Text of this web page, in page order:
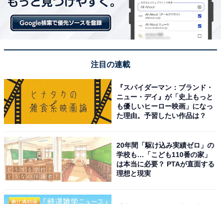
注目の連載
『スパイダーマン：ブランド・
ニュー・デイ』が「史上もっと
も優しいヒーロー映画」になっ
た理由。予習したい作品は？
20年間「駆け込み実績ゼロ」の
学校も…「こども110番の家」
は本当に必要？ PTAが直面する
理想と現実